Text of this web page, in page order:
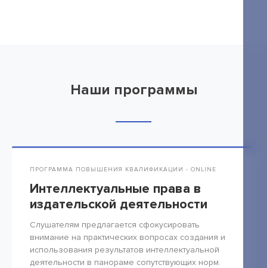
Наши программы
ПРОГРАММА ПОВЫШЕНИЯ КВАЛИФИКАЦИИ - ONLINE
Интеллектуальные права в
издательской деятельности
Слушателям предлагается сфокусировать
внимание на практических вопросах создания и
использования результатов интеллектуальной
деятельности в панораме сопутствующих норм.